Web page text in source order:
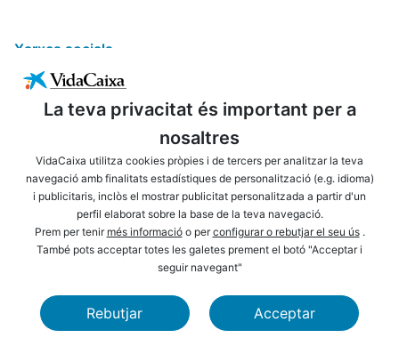
La teva privacitat és important per a
nosaltres
VidaCaixa utilitza cookies pròpies i de tercers per analitzar la teva
navegació amb finalitats estadístiques de personalització (e.g. idioma)
i publicitaris, inclòs el mostrar publicitat personalitzada a partir d'un
perfil elaborat sobre la base de la teva navegació.
Prem per tenir més informacióo perconfigurar o rebutjar el seu ús.
També pots acceptar totes les galetes prement el botó "Acceptar i
seguir navegant"
Rebutjar Acceptar
Xarxes socials
ENLLAÇOS D'INTERÈS AVÍS LEGAL
PRIVACITAT POLÍTICA DE COOKIES
ACCESSIBILITAT
CAIXABANK FUNDACIÓ LA CAIXA